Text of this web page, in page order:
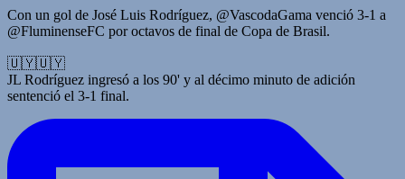
Con un gol de José Luis Rodríguez, @VascodaGama venció 3-1 a
@FluminenseFC por octavos de final de Copa de Brasil.
🇺🇾🇺🇾
JL Rodríguez ingresó a los 90' y al décimo minuto de adición
sentenció el 3-1 final.